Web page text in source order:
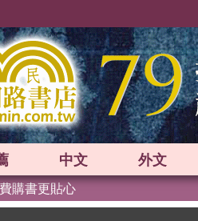
中文 外文
購書更貼心